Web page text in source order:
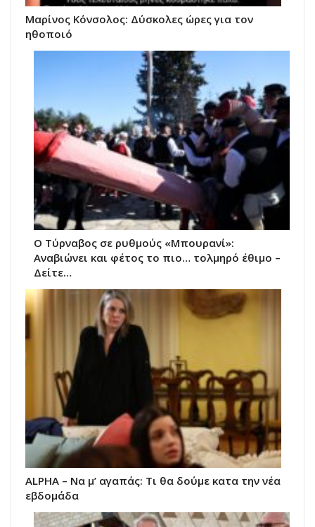
Μαρίνος Κόνσολος: Δύσκολες ώρες για τον
ηθοποιό
Ο Τύρναβος σε ρυθμούς «Μπουρανί»:
Αναβιώνει και φέτος το πιο… τολμηρό έθιμο –
Δείτε…
ALPHA – Να μ’ αγαπάς: Τι θα δούμε κατα την νέα
εβδομάδα